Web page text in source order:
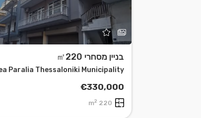
בניין מסחרי ㎡220
€330,000
220 m
2